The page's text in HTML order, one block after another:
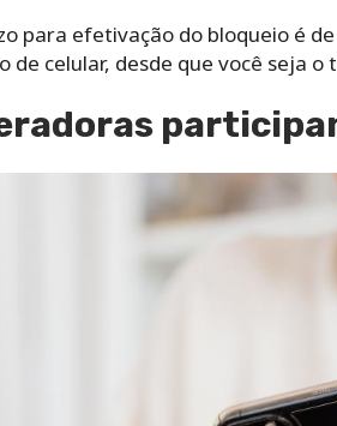
para efetivação do bloqueio é
celular, desde que você seja o